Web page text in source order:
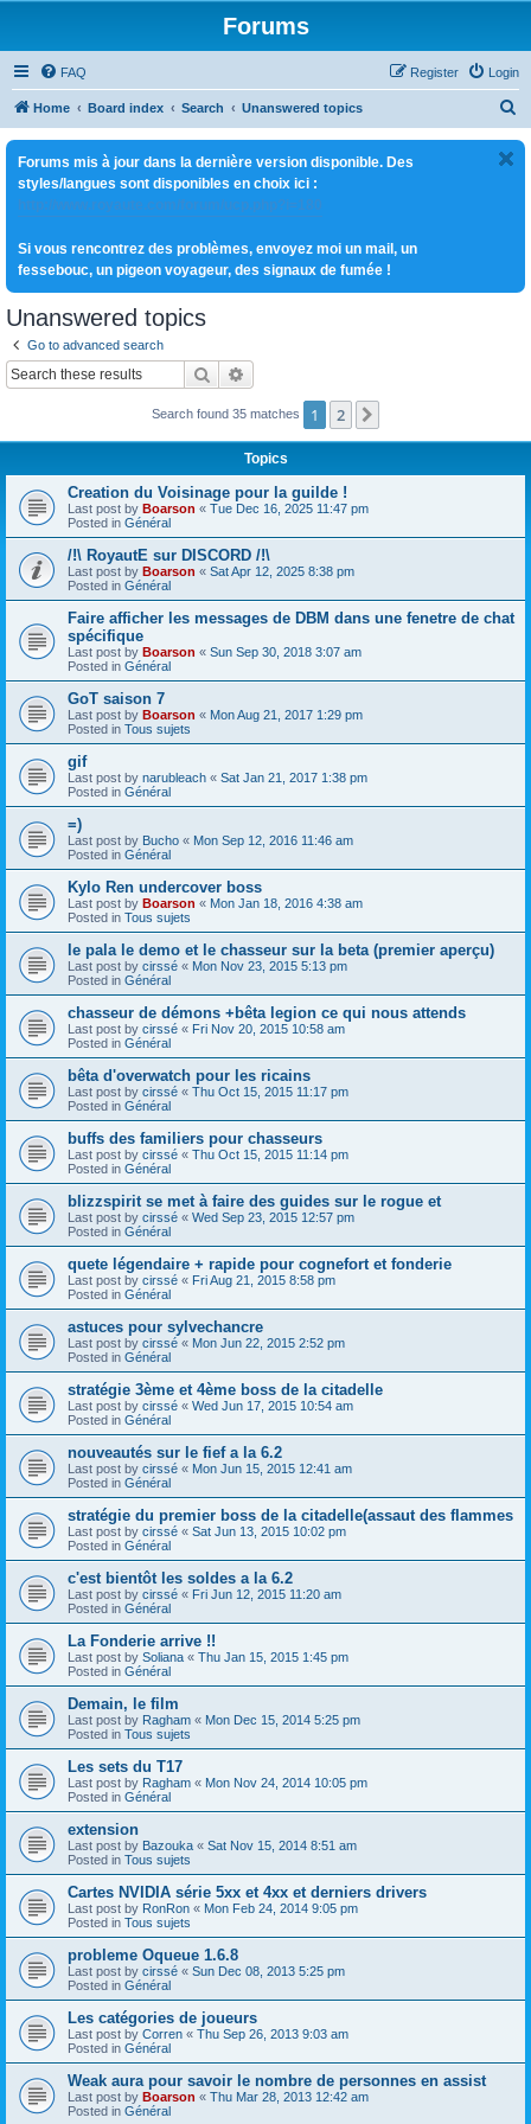
Forums
FAQ Login
Register
Home Board index Search Unanswered topics
Forums mis à jour dans la dernière version disponible. Des
styles/langues sont disponibles en choix ici :
http://www.royaute.com/forum/ucp.php?i=180
Si vous rencontrez des problèmes, envoyez moi un mail, un
fessebouc, un pigeon voyageur, des signaux de fumée !
Unanswered topics
Go to advanced search
Search
Search found 35 matches 1 2
Topics
Creation du Voisinage pour la guilde !
Last post by Boarson « Tue Dec 16, 2025 11:47 pm
Posted in Général
/!\ RoyautE sur DISCORD /!\
Last post by Boarson « Sat Apr 12, 2025 8:38 pm
Posted in Général
Faire afficher les messages de DBM dans une fenetre de chat
spécifique
Last post by Boarson « Sun Sep 30, 2018 3:07 am
Posted in Général
GoT saison 7
Last post by Boarson « Mon Aug 21, 2017 1:29 pm
Posted in Tous sujets
gif
Last post by narubleach « Sat Jan 21, 2017 1:38 pm
Posted in Général
=)
Last post by Bucho « Mon Sep 12, 2016 11:46 am
Posted in Général
Kylo Ren undercover boss
Last post by Boarson « Mon Jan 18, 2016 4:38 am
Posted in Tous sujets
le pala le demo et le chasseur sur la beta (premier aperçu)
Last post by cirssé « Mon Nov 23, 2015 5:13 pm
Posted in Général
chasseur de démons +bêta legion ce qui nous attends
Last post by cirssé « Fri Nov 20, 2015 10:58 am
Posted in Général
bêta d'overwatch pour les ricains
Last post by cirssé « Thu Oct 15, 2015 11:17 pm
Posted in Général
buffs des familiers pour chasseurs
Last post by cirssé « Thu Oct 15, 2015 11:14 pm
Posted in Général
blizzspirit se met à faire des guides sur le rogue et
Last post by cirssé « Wed Sep 23, 2015 12:57 pm
Posted in Général
quete légendaire + rapide pour cognefort et fonderie
Last post by cirssé « Fri Aug 21, 2015 8:58 pm
Posted in Général
astuces pour sylvechancre
Last post by cirssé « Mon Jun 22, 2015 2:52 pm
Posted in Général
stratégie 3ème et 4ème boss de la citadelle
Last post by cirssé « Wed Jun 17, 2015 10:54 am
Posted in Général
nouveautés sur le fief a la 6.2
Last post by cirssé « Mon Jun 15, 2015 12:41 am
Posted in Général
stratégie du premier boss de la citadelle(assaut des flammes
Last post by cirssé « Sat Jun 13, 2015 10:02 pm
Posted in Général
c'est bientôt les soldes a la 6.2
Last post by cirssé « Fri Jun 12, 2015 11:20 am
Posted in Général
La Fonderie arrive !!
Last post by Soliana « Thu Jan 15, 2015 1:45 pm
Posted in Général
Demain, le film
Last post by Ragham « Mon Dec 15, 2014 5:25 pm
Posted in Tous sujets
Les sets du T17
Last post by Ragham « Mon Nov 24, 2014 10:05 pm
Posted in Général
extension
Last post by Bazouka « Sat Nov 15, 2014 8:51 am
Posted in Tous sujets
Cartes NVIDIA série 5xx et 4xx et derniers drivers
Last post by RonRon « Mon Feb 24, 2014 9:05 pm
Posted in Tous sujets
probleme Oqueue 1.6.8
Last post by cirssé « Sun Dec 08, 2013 5:25 pm
Posted in Général
Les catégories de joueurs
Last post by Corren « Thu Sep 26, 2013 9:03 am
Posted in Général
Weak aura pour savoir le nombre de personnes en assist
Last post by Boarson « Thu Mar 28, 2013 12:42 am
Posted in Général